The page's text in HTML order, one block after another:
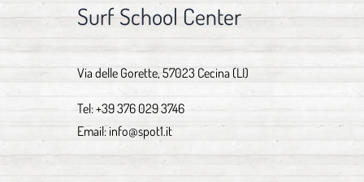
Surf School Center
Via delle Gorette, 57023 Cecina (LI)
Tel:+39 376 029 3746
Email: info@spot1.it